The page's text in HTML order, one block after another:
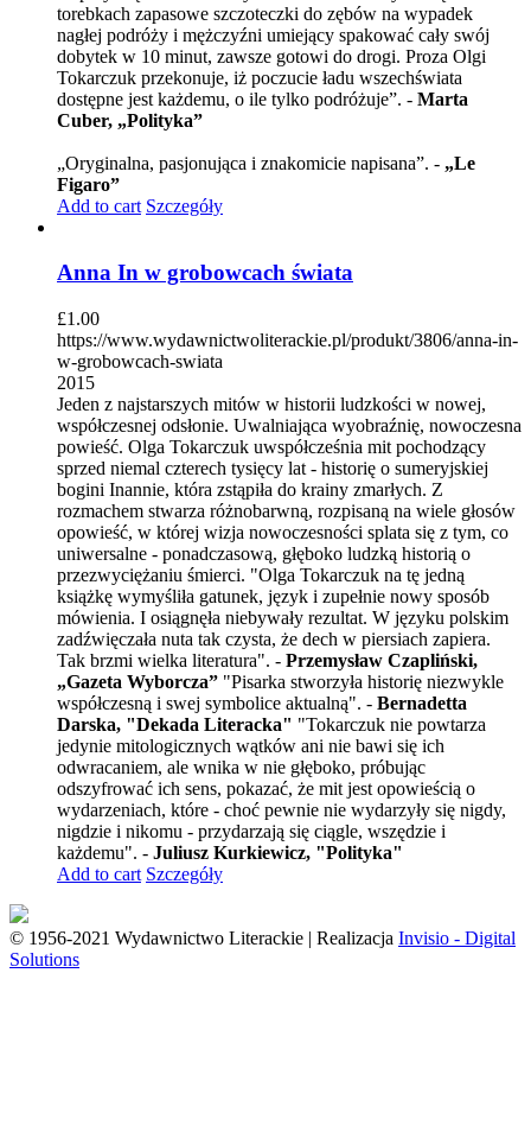
torebkach zapasowe szczoteczki do zębów na wypadek
nagłej podróży i mężczyźni umiejący spakować cały swój
dobytek w 10 minut, zawsze gotowi do drogi. Proza Olgi
Tokarczuk przekonuje, iż poczucie ładu wszechświata
dostępne jest każdemu, o ile tylko podróżuje”. - Marta
Cuber, „Polityka”
„Oryginalna, pasjonująca i znakomicie napisana”. - „Le
Figaro”
Add to cart Szczegóły
Anna In w grobowcach świata
£1.00
https://www.wydawnictwoliterackie.pl/produkt/3806/anna-in-
w-grobowcach-swiata
2015
Jeden z najstarszych mitów w historii ludzkości w nowej,
współczesnej odsłonie. Uwalniająca wyobraźnię, nowoczesna
powieść. Olga Tokarczuk uwspółcześnia mit pochodzący
sprzed niemal czterech tysięcy lat - historię o sumeryjskiej
bogini Inannie, która zstąpiła do krainy zmarłych. Z
rozmachem stwarza różnobarwną, rozpisaną na wiele głosów
opowieść, w której wizja nowoczesności splata się z tym, co
uniwersalne - ponadczasową, głęboko ludzką historią o
przezwyciężaniu śmierci. "Olga Tokarczuk na tę jedną
książkę wymyśliła gatunek, język i zupełnie nowy sposób
mówienia. I osiągnęła niebywały rezultat. W języku polskim
zadźwięczała nuta tak czysta, że dech w piersiach zapiera.
Tak brzmi wielka literatura". - Przemysław Czapliński,
„Gazeta Wyborcza” "Pisarka stworzyła historię niezwykle
współczesną i swej symbolice aktualną". - Bernadetta
Darska, "Dekada Literacka" "Tokarczuk nie powtarza
jedynie mitologicznych wątków ani nie bawi się ich
odwracaniem, ale wnika w nie głęboko, próbując
odszyfrować ich sens, pokazać, że mit jest opowieścią o
wydarzeniach, które - choć pewnie nie wydarzyły się nigdy,
nigdzie i nikomu - przydarzają się ciągle, wszędzie i
każdemu". - Juliusz Kurkiewicz, "Polityka"
Add to cart Szczegóły
© 1956-2021 Wydawnictwo Literackie | Realizacja Invisio - Digital
Solutions